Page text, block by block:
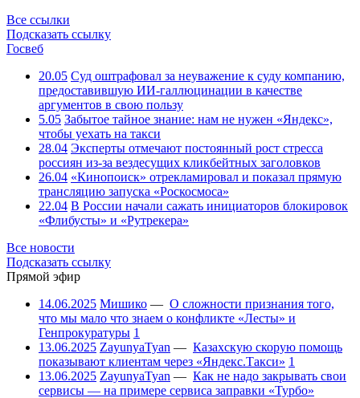
Все ссылки
Подсказать ссылку
Госвеб
20.05 Суд оштрафовал за неуважение к суду компанию,
предоставившую ИИ-галлюцинации в качестве
аргументов в свою пользу
5.05 Забытое тайное знание: нам не нужен «Яндекс»,
чтобы уехать на такси
28.04 Эксперты отмечают постоянный рост стресса
россиян из-за вездесущих кликбейтных заголовков
26.04 «Кинопоиск» отрекламировал и показал прямую
трансляцию запуска «Роскосмоса»
22.04 В России начали сажать инициаторов блокировок
«Флибусты» и «Рутрекера»
Все новости
Подсказать ссылку
Прямой эфир
14.06.2025 Мишико — О сложности признания того,
что мы мало что знаем о конфликте «Лесты» и
Генпрокуратуры 1
13.06.2025 ZayunyaTyan — Казахскую скорую помощь
показывают клиентам через «Яндекс.Такси» 1
13.06.2025 ZayunyaTyan — Как не надо закрывать свои
сервисы — на примере сервиса заправки «Турбо»